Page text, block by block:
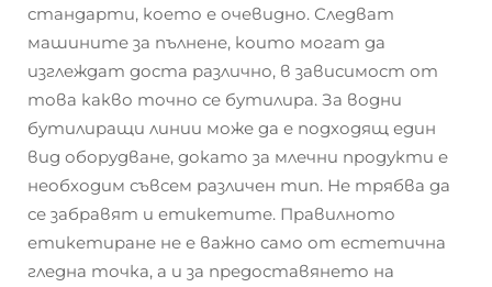
стандарти, което е очевидно. Следват
машините за пълнене, които могат да
изглеждат доста различно, в зависимост от
това какво точно се бутилира. За водни
бутилиращи линии може да е подходящ един
вид оборудване, докато за млечни продукти е
необходим съвсем различен тип. Не трябва да
се забравят и етикетите. Правилното
етикетиране не е важно само от естетична
гледна точка, а и за предоставянето на